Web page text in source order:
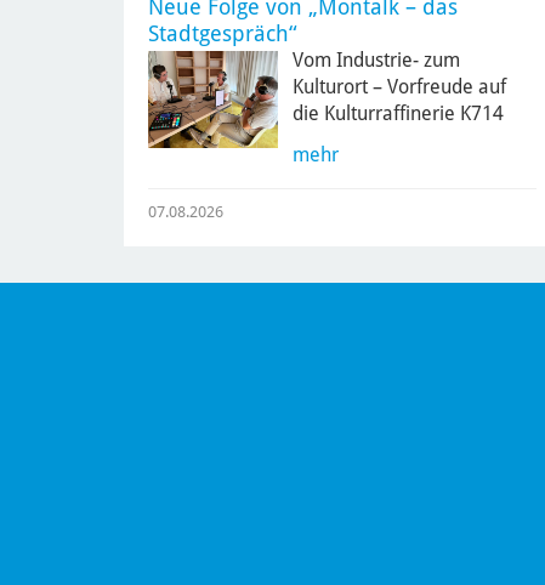
Neue Folge von „Montalk – das
Stadtgespräch“
Vom Industrie- zum
Kulturort – Vorfreude auf
die Kulturraffinerie K714
mehr
07.08.2026